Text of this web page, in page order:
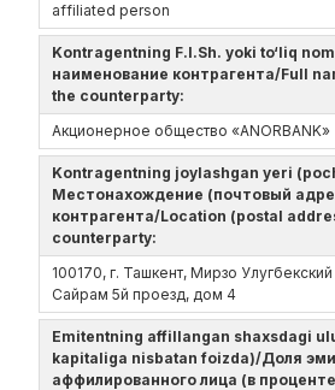
affiliated person
Kontragentning F.I.Sh. yoki to‘liq
наименование контрагента/Full
the counterparty:
Акционерное общество «ANORBANK»
Kontragentning joylashgan yeri
Местонахождение (почтовый
контрагента/Location (postal
counterparty:
100170, г. Ташкент, Мирзо
Сайрам 5й проезд, дом 4
Emitentning affillangan shaxsdagi
kapitaliga nisbatan foizda)/Доля
аффилированного лица (в